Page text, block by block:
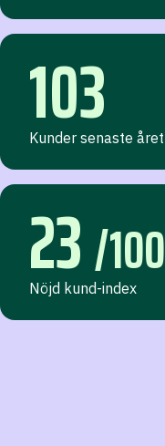
103
Kunder senaste året
23/100
Nöjd kund-index